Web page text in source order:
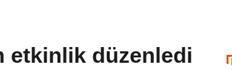
etkinlik düzenledi